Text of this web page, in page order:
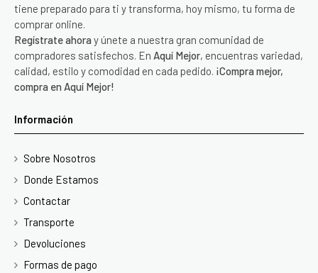
tiene preparado para ti y transforma, hoy mismo, tu forma de
comprar online.
Regístrate ahora y únete a nuestra gran comunidad de
compradores satisfechos. En Aquí Mejor, encuentras variedad,
calidad, estilo y comodidad en cada pedido. ¡Compra mejor,
compra en Aquí Mejor!
Información
Sobre Nosotros
Donde Estamos
Contactar
Transporte
Devoluciones
Formas de pago